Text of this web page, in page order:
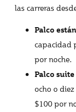
las carreras
Palco
capacidad
por noche.
Palco suite
ocho o
$100 por